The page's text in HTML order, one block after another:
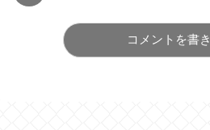
コメントを書